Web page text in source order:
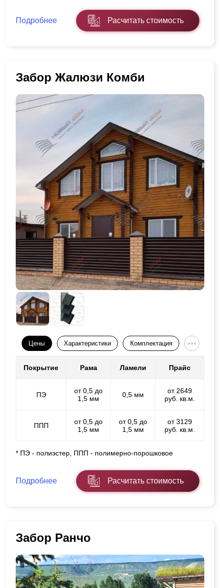
Подробнее Расчитать стоимость
Забор Жалюзи Комби
Цены Характеристики Комплектация
Покрытие Рама Ламели Прайс
ПЭ
от 0,5 до
1,5 мм
0,5 мм
от 2649
руб. кв.м.
ППП
от 0,5 до
1,5 мм
от 0,5 до
1,5 мм
от 3129
руб. кв.м.
* ПЭ - полиэстер, ППП - полимерно-порошковое
Подробнее Расчитать стоимость
Забор Ранчо